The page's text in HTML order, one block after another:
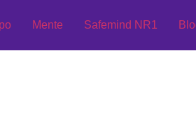
Mente Safemind NR1